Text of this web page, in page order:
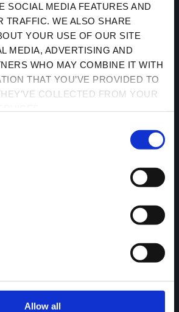
SOCIAL MEDIA FEATURES AND
TRAFFIC. WE ALSO SHARE
YOUR USE OF OUR SITE
MEDIA, ADVERTISING AND
WHO MAY COMBINE IT WITH
THAT YOU’VE PROVIDED TO
COLLECTED FROM YOUR
Allow all
新小
。这个小区沿着泰晤士河而建，提
现代住宅和共享设施，促进合作与
共同成长、塑造未来的地方。